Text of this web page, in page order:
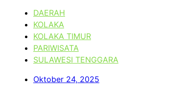
DAERAH
KOLAKA
KOLAKA TIMUR
PARIWISATA
SULAWESI TENGGARA
Oktober 24, 2025